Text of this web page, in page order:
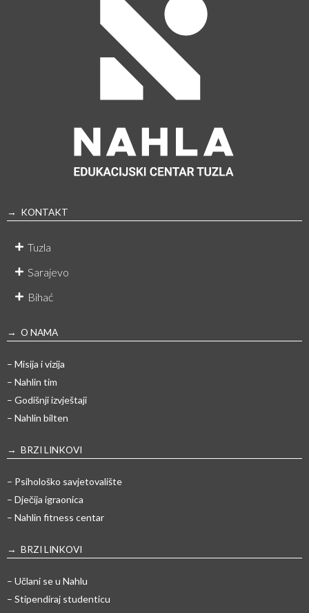
→ KONTAKT
Tuzla
Sarajevo
Bihać
→ O NAMA
– Misija i vizija
– Nahlin tim
– Godišnji izvještaji
– Nahlin bilten
→ BRZI LINKOVI
– Psihološko savjetovalište
– Dječija igraonica
– Nahlin fitness centar
→ BRZI LINKOVI
– Učlani se u Nahlu
– Stipendiraj studenticu